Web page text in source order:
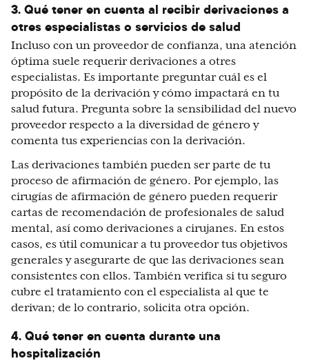
3. Qué tener en cuenta al recibir derivaciones a
otres especialistas o servicios de salud
Incluso con un proveedor de confianza, una atención
óptima suele requerir derivaciones a otres
especialistas. Es importante preguntar cuál es el
propósito de la derivación y cómo impactará en tu
salud futura. Pregunta sobre la sensibilidad del nuevo
proveedor respecto a la diversidad de género y
comenta tus experiencias con la derivación.
Las derivaciones también pueden ser parte de tu
proceso de afirmación de género. Por ejemplo, las
cirugías de afirmación de género pueden requerir
cartas de recomendación de profesionales de salud
mental, así como derivaciones a cirujanes. En estos
casos, es útil comunicar a tu proveedor tus objetivos
generales y asegurarte de que las derivaciones sean
consistentes con ellos. También verifica si tu seguro
cubre el tratamiento con el especialista al que te
derivan; de lo contrario, solicita otra opción.
4. Qué tener en cuenta durante una
hospitalización